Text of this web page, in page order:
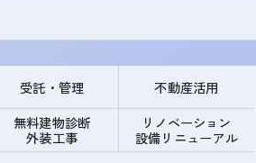
受託・管理 不動産活用
無料建物診断
外装工事
リノベーション
設備リニューアル